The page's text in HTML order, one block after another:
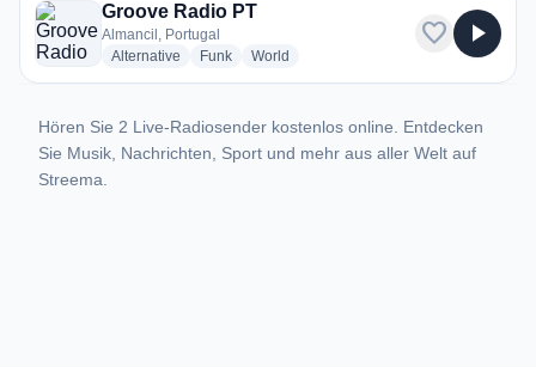
Groove Radio PT
Almancil, Portugal
Alternative radio stations
Funkradio stations
World
favorite play_arrow
Hören Sie 2 Live-Radiosender kostenlos online. Entdecken
Sie Musik, Nachrichten, Sport und mehr aus aller Welt auf
Streema.